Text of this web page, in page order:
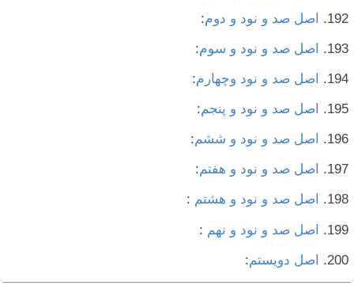
اصل صد و نود و دوم:
اصل صد و نود و سوم:
اصل صد و نود وچهارم:
اصل صد و نود و پنجم:
اصل صد و نود و ششم:
اصل صد و نود و هفتم:
اصل صد و نود و هشتم
اصل صد و نود و نهم
اصل دویستم: